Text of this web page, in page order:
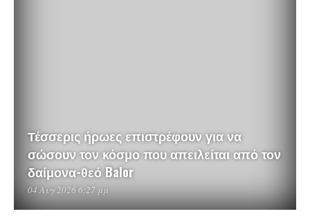
Τέσσερις ήρωες επιστρέφουν για να
σώσουν τον κόσμο που απειλείται από τον
δαίμονα-θεό Balor
04 Αυγ 2026 6:27 μμ